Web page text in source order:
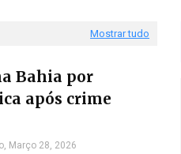
Mostrar tudo
Bahia por
após crime
Março 28, 2026